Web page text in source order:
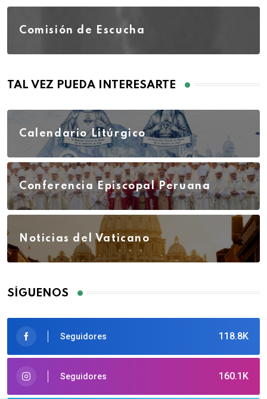
Comisión de Escucha
TAL VEZ PUEDA INTERESARTE
Calendario Litúrgico
Conferencia Episcopal Peruana
Noticias del Vaticano
SÍGUENOS
118.8K
Seguidores
160.1K
Seguidores